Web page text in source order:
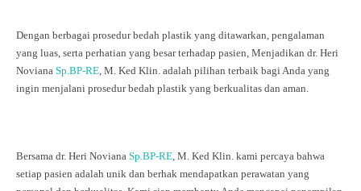
Dengan berbagai prosedur bedah plastik yang ditawarkan, pengalaman
yang luas, serta perhatian yang besar terhadap pasien, Menjadikan dr. Heri
Noviana Sp.BP-RE , M. Ked Klin. adalah pilihan terbaik bagi Anda yang
ingin menjalani prosedur bedah plastik yang berkualitas dan aman.
Bersama dr. Heri Noviana Sp.BP-RE , M. Ked Klin. kami percaya bahwa
setiap pasien adalah unik dan berhak mendapatkan perawatan yang